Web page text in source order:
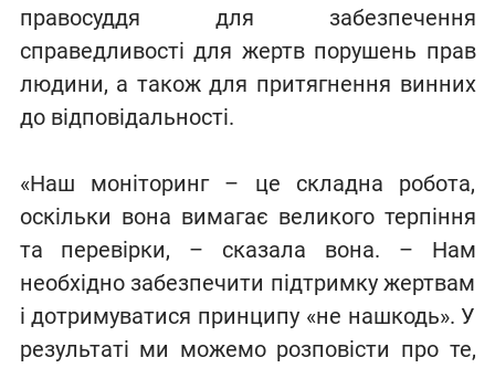
правосуддя для забезпечення
справедливості для жертв порушень прав
людини, а також для притягнення винних
до відповідальності.
«Наш моніторинг – це складна робота,
оскільки вона вимагає великого терпіння
та перевірки, – сказала вона. – Нам
необхідно забезпечити підтримку жертвам
і дотримуватися принципу «не нашкодь». У
результаті ми можемо розповісти про те,